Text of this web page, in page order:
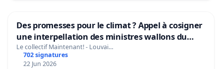
Des promesses pour le climat ? Appel à cosigner
une interpellation des ministres wallons du
climat et de l’environnement.
Le collectif Maintenant! - Louvai…
702 signatures
22 Jun 2026